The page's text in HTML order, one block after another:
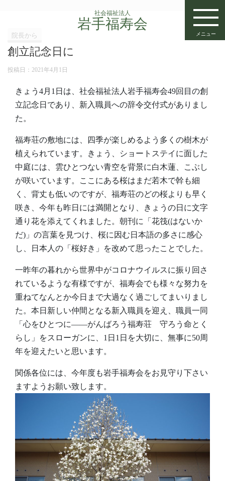
社会福祉法人
岩手福寿会
メニュー
院長から
創立記念日に
投稿日： 2021年4月1日
きょう4月1日は、社会福祉法人岩手福寿会49回目の創
立記念日であり、新入職員への辞令交付式がありまし
た。
福寿荘の敷地には、四季が楽しめるよう多くの樹木が
植えられています。きょう、ショートステイに面した
中庭には、雲ひとつない青空を背景に白木蓮、こぶし
が咲いています。ここにある桜はまだ若木で幹も細
く、背丈も低いのですが、福寿荘のどの桜よりも早く
咲き、今年も昨日には満開となり、きょうの日に文字
通り花を添えてくれました。朝刊に「花筏(はないか
だ)」の言葉を見つけ、桜に因む日本語の多さに感心
し、日本人の「桜好き」を改めて思ったことでした。
一昨年の暮れから世界中がコロナウイルスに振り回さ
れているような有様ですが、福寿会でも様々な努力を
重ねてなんとか今日まで大過なく過ごしてまいりまし
た。本日新しい仲間となる新入職員を迎え、職員一同
「心をひとつに――がんばろう福寿荘 守ろう命とく
らし」をスローガンに、1日1日を大切に、無事に50周
年を迎えたいと思います。
関係各位には、今年度も岩手福寿会をお見守り下さい
ますようお願い致します。